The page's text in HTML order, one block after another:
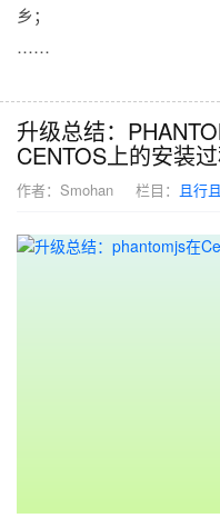
乡；
……
升级总结：
CENTOS上的安装
作者： Smohan 栏目： 且行